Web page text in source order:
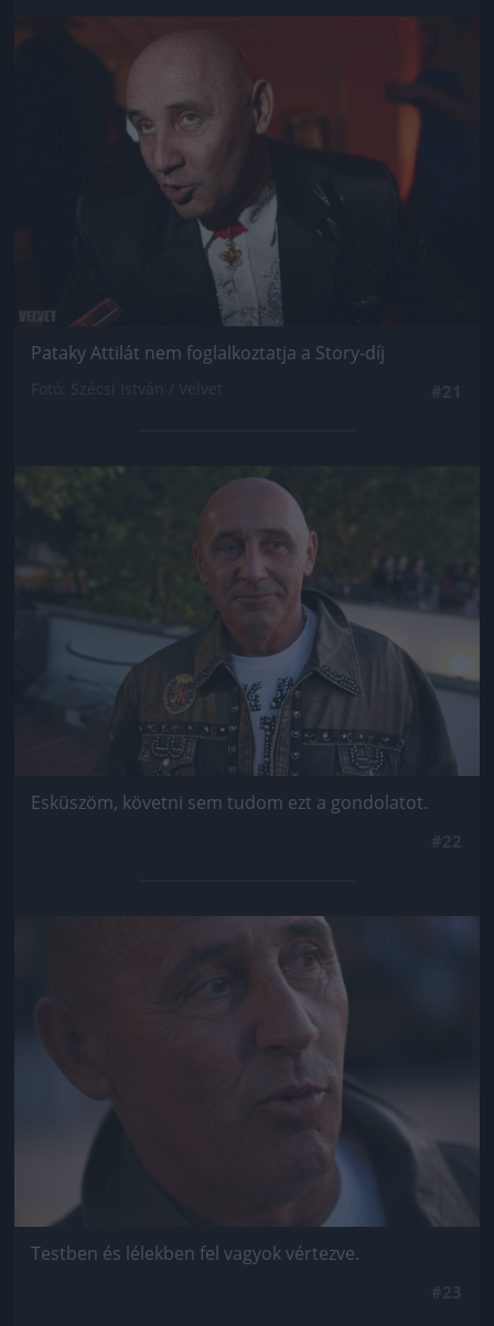
Jön még kép!
Pataky Attilát nem foglalkoztatja a Story-díj
Jön még kép!
Esküszöm, követni sem tudom ezt a gondolatot.
Jön még kép!
Testben és lélekben fel vagyok vértezve.